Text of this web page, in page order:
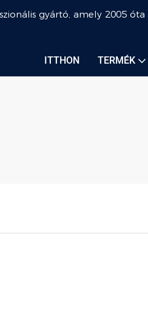
gyártó, amely 2005
ITTHON TERMÉK